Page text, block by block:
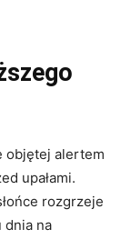
objętej alertem
upałami.
rozgrzeje
dnia na